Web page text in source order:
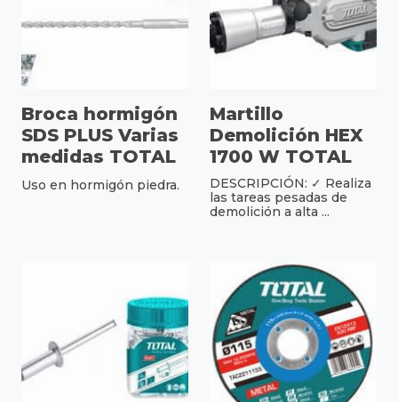
Broca hormigón
SDS PLUS Varias
medidas TOTAL
Uso en hormigón piedra.
Martillo
Demolición HEX
1700 W TOTAL
DESCRIPCIÓN: ✓ Realiza
las tareas pesadas de
demolición a alta ...